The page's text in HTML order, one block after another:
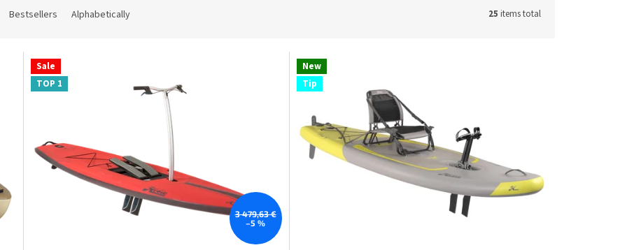
Bestsellers Alphabetically 25 items total
Sale
TOP 1
3 479,63 €
–5 %
New
Tip